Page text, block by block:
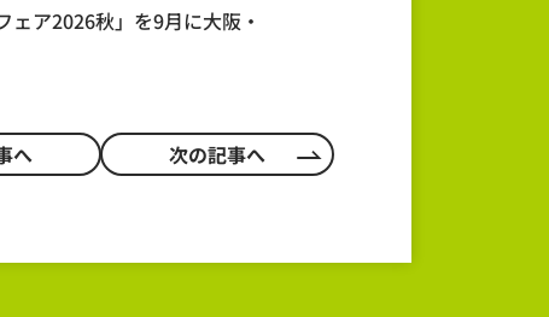
ア2026秋」を9月に大阪・
へ 次の記事へ